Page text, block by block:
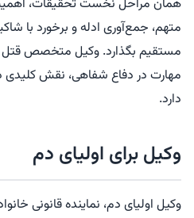
همان مراحل نخست تحقیقات، اهمیت
متهم، جمع‌آوری ادله و برخورد با
مستقیم بگذارد. وکیل متخصص قتل
مهارت در دفاع شفاهی، نقش کلیدی
دارد.
وکیل برای اولیای دم
وکیل اولیای دم، نماینده قانونی